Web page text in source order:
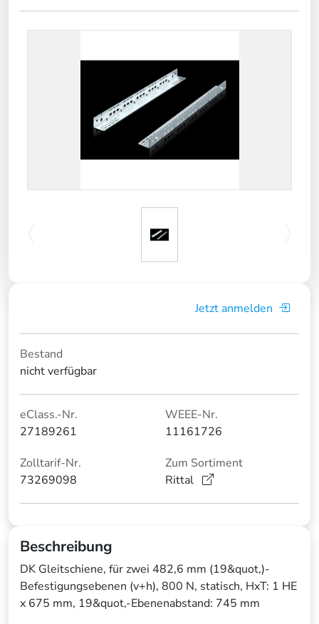
Jetzt anmelden
Bestand
nicht verfügbar
eClass.-Nr.
27189261
WEEE-Nr.
11161726
Zolltarif-Nr.
73269098
Zum Sortiment
Rittal
Beschreibung
DK Gleitschiene, für zwei 482,6 mm (19&quot,)-
Befestigungsebenen (v+h), 800 N, statisch, HxT: 1 HE
x 675 mm, 19&quot,-Ebenenabstand: 745 mm